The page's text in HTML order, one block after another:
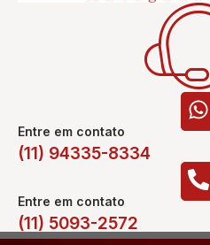
Entre em contato
(11) 94335-8334
Entre em contato
(11) 5093-2572